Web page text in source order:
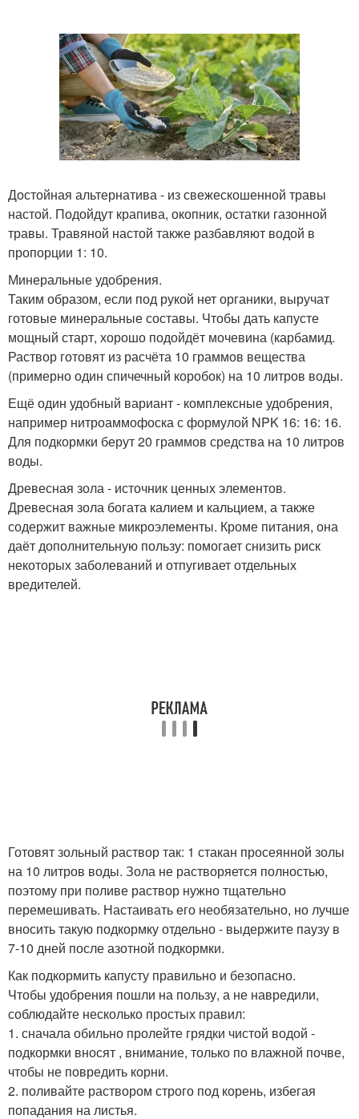
Достойная альтернатива - из свежескошенной травы
настой. Подойдут крапива, окопник, остатки газонной
травы. Травяной настой также разбавляют водой в
пропорции 1: 10.
Минеральные удобрения.
Таким образом, если под рукой нет органики, выручат
готовые минеральные составы. Чтобы дать капусте
мощный старт, хорошо подойдёт мочевина (карбамид.
Раствор готовят из расчёта 10 граммов вещества
(примерно один спичечный коробок) на 10 литров воды.
Ещё один удобный вариант - комплексные удобрения,
например нитроаммофоска с формулой NPK 16: 16: 16.
Для подкормки берут 20 граммов средства на 10 литров
воды.
Древесная зола - источник ценных элементов.
Древесная зола богата калием и кальцием, а также
содержит важные микроэлементы. Кроме питания, она
даёт дополнительную пользу: помогает снизить риск
некоторых заболеваний и отпугивает отдельных
вредителей.
Готовят зольный раствор так: 1 стакан просеянной золы
на 10 литров воды. Зола не растворяется полностью,
поэтому при поливе раствор нужно тщательно
перемешивать. Настаивать его необязательно, но лучше
вносить такую подкормку отдельно - выдержите паузу в
7-10 дней после азотной подкормки.
Как подкормить капусту правильно и безопасно.
Чтобы удобрения пошли на пользу, а не навредили,
соблюдайте несколько простых правил:
1. сначала обильно пролейте грядки чистой водой -
подкормки вносят , внимание, только по влажной почве,
чтобы не повредить корни.
2. поливайте раствором строго под корень, избегая
попадания на листья.